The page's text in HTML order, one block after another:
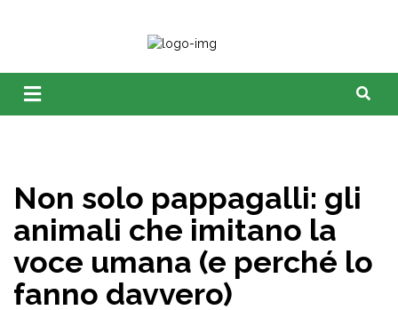
Non solo pappagalli: gli
animali che imitano la
voce umana (e perché lo
fanno davvero)